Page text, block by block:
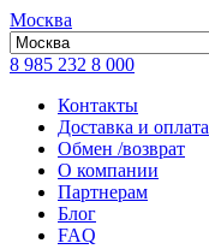
Москва
8 985 232 8 000
Контакты
Доставка и оплата
Обмен /возврат
О компании
Партнерам
Блог
FAQ